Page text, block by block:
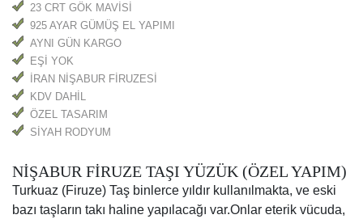
23 CRT GÖK MAVİSİ
925 AYAR GÜMÜŞ EL YAPIMI
AYNI GÜN KARGO
EŞİ YOK
İRAN NİŞABUR FİRUZESİ
KDV DAHİL
ÖZEL TASARIM
SİYAH RODYUM
NİŞABUR FİRUZE TAŞI YÜZÜK (ÖZEL YAPIM)
Turkuaz (Firuze) Taş binlerce yıldır kullanılmakta, ve eski
bazı taşların takı haline yapılacağı var.Onlar eterik vücuda,